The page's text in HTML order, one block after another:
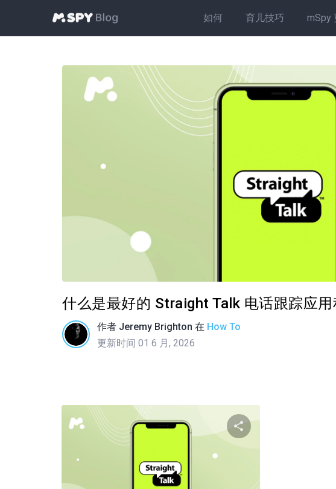
如何 育儿技巧 mSpy
什么是最好的 Straight Talk 电话跟踪应用
作者 Jeremy Brighton 在 How To
更新时间 01 6 月, 2026